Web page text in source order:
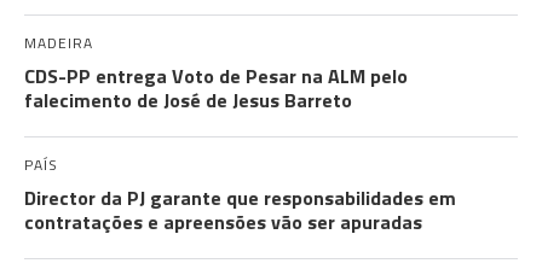
MADEIRA
CDS-PP entrega Voto de Pesar na ALM pelo
falecimento de José de Jesus Barreto
PAÍS
Director da PJ garante que responsabilidades em
contratações e apreensões vão ser apuradas